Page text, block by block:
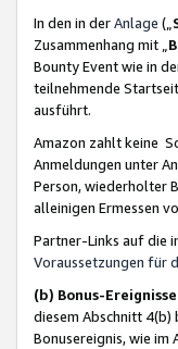
In den in derAnlage („
Zusammenhang mit „
Bounty Event wie in
teilnehmende
ausführt.
Amazon zahlt keine
Anmeldungen unter
Person, wiederholter
alleinigen Ermessen
Partner-Links auf die
Voraussetzungen für
(b) Bonus-Ereignisse
diesem Abschnitt 4(b)
Bonusereignis, wie im